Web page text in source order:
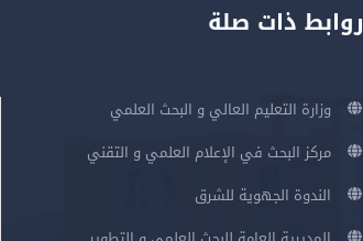
روابط ذات صلة
وزارة التعليم العالي و البحث العلمي
مركز البحث في الإعلام العلمي و التقني
الندوة الجهوية للشرق